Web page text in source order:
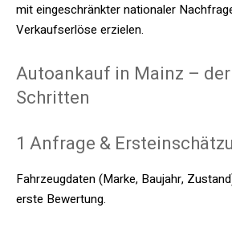
mit eingeschränkter nationaler
Verkaufserlöse erzielen.
Autoankauf in Mainz –
Schritten
1️ Anfrage &
Fahrzeugdaten (Marke, Baujahr,
erste Bewertung.